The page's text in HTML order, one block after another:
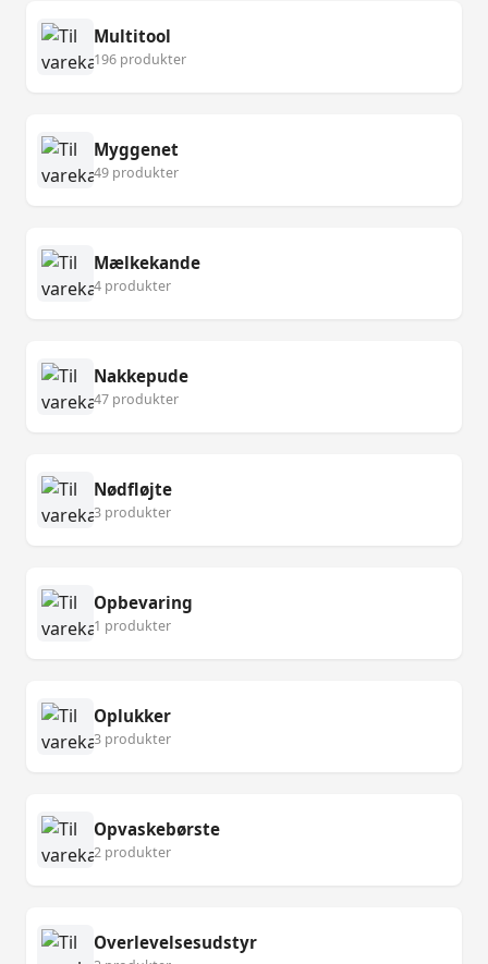
Multitool
196 produkter
Myggenet
49 produkter
Mælkekande
4 produkter
Nakkepude
47 produkter
Nødfløjte
3 produkter
Opbevaring
1 produkter
Oplukker
3 produkter
Opvaskebørste
2 produkter
Overlevelsesudstyr